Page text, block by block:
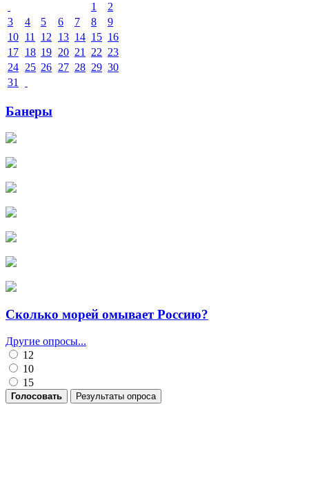
1
2
3
4 5 6 7 8
9
10 11 12 13 14 15 16
17 18 19 20 21 22 23
24 25 26 27 28 29 30
31
Банеры
Сколько морей омывает Россию?
Другие опросы...
12
10
15
Голосовать Результаты опроса